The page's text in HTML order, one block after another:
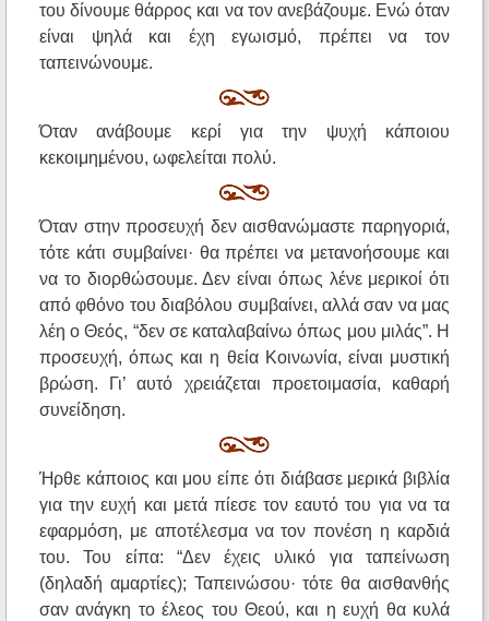
του δίνουμε θάρρος και να τον ανεβάζουμε. Ενώ όταν
είναι ψηλά και έχη εγωισμό, πρέπει να τον
ταπεινώνουμε.
Όταν ανάβουμε κερί για την ψυχή κάποιου
κεκοιμημένου, ωφελείται πολύ.
Όταν στην προσευχή δεν αισθανώμαστε παρηγοριά,
τότε κάτι συμβαίνει· θα πρέπει να μετανοήσουμε και
να το διορθώσουμε. Δεν είναι όπως λένε μερικοί ότι
από φθόνο του διαβόλου συμβαίνει, αλλά σαν να μας
λέη ο Θεός, “δεν σε καταλαβαίνω όπως μου μιλάς”. Η
προσευχή, όπως και η θεία Κοινωνία, είναι μυστική
βρώση. Γι’ αυτό χρειάζεται προετοιμασία, καθαρή
συνείδηση.
Ήρθε κάποιος και μου είπε ότι διάβασε μερικά βιβλία
για την ευχή και μετά πίεσε τον εαυτό του για να τα
εφαρμόση, με αποτέλεσμα να τον πονέση η καρδιά
του. Του είπα: “Δεν έχεις υλικό για ταπείνωση
(δηλαδή αμαρτίες); Ταπεινώσου· τότε θα αισθανθής
σαν ανάγκη το έλεος του Θεού, και η ευχή θα κυλά